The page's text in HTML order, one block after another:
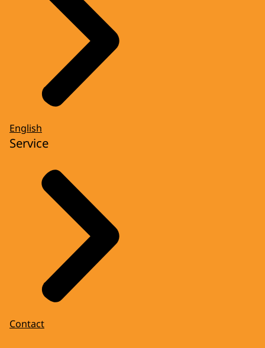
English
Service
Contact